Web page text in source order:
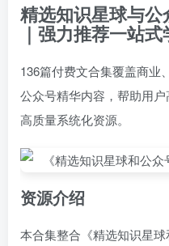
精选知识星球与
｜强力推荐一站
136篇付费文合集覆盖商业
公众号精华内容，帮助用
高质量系统化资源。
资源介绍
本合集整合《精选知识星